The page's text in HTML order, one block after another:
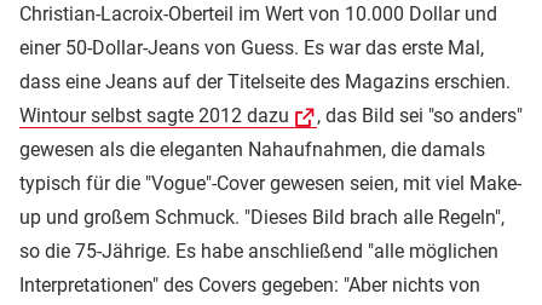
Christian-Lacroix-Oberteil im Wert von 10.000 Dollar und
einer 50-Dollar-Jeans von Guess. Es war das erste Mal,
dass eine Jeans auf der Titelseite des Magazins erschien.
Wintour selbst sagte 2012 dazu
, das Bild sei "so anders"
gewesen als die eleganten Nahaufnahmen, die damals
typisch für die "Vogue"-Cover gewesen seien, mit viel Make-
up und großem Schmuck. "Dieses Bild brach alle Regeln",
so die 75-Jährige. Es habe anschließend "alle möglichen
Interpretationen" des Covers gegeben: "Aber nichts von